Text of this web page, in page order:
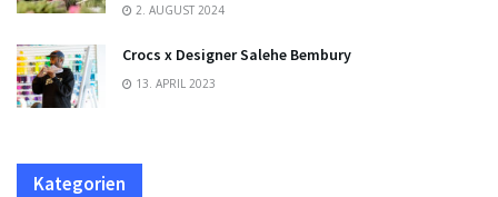
2. AUGUST 2024
Crocs x Designer Salehe Bembury
13. APRIL 2023
Kategorien